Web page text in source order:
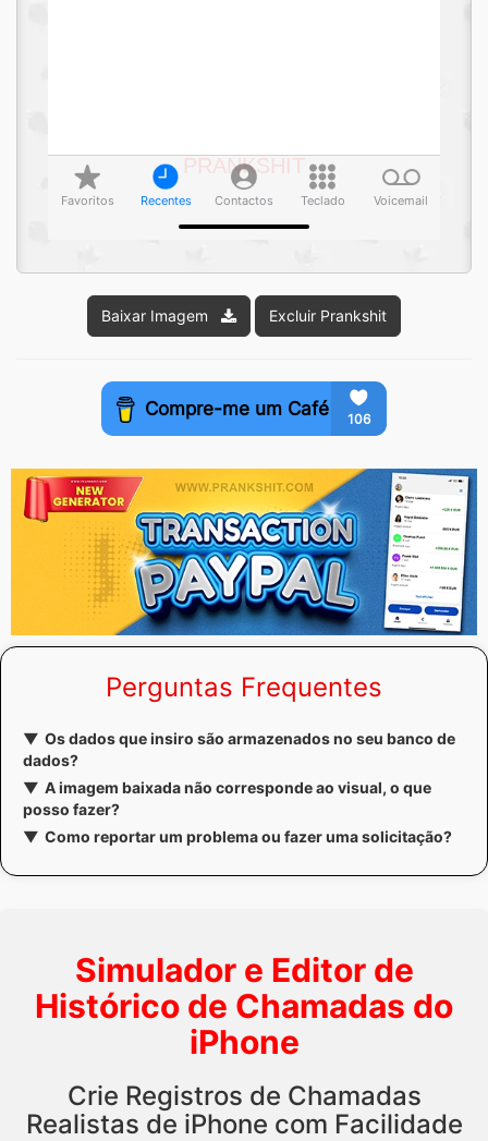
Favoritos Recentes Contactos Teclado Voicemail
PRANKSHIT
Baixar Imagem Excluir Prankshit
Perguntas Frequentes
Os dados que insiro são armazenados no seu banco de
dados?
A imagem baixada não corresponde ao visual, o que
posso fazer?
Como reportar um problema ou fazer uma solicitação?
Simulador e Editor de
Histórico de Chamadas do
iPhone
Crie Registros de Chamadas
Realistas de iPhone com Facilidade